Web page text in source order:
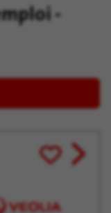
-
Enregistrer
pour
tard
View
job